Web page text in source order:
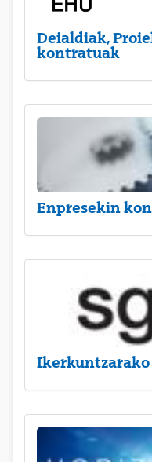
Deialdiak,
kontratuak
Enpresekin
Ikerkuntzarako